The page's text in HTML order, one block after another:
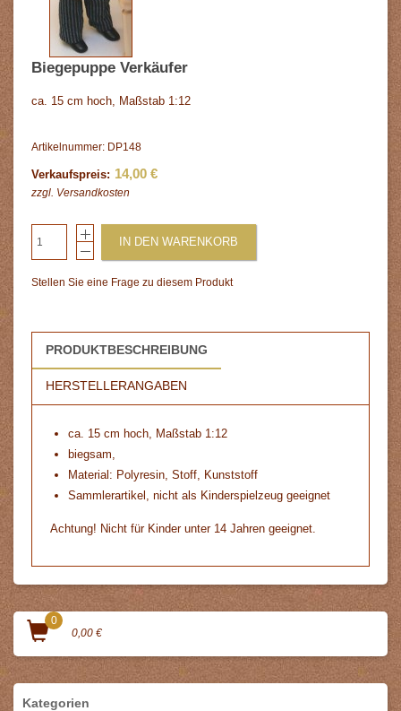
Biegepuppe Verkäufer
ca. 15 cm hoch, Maßstab 1:12
Artikelnummer: DP148
Verkaufspreis: 14,00 €
zzgl. Versandkosten
IN DEN WARENKORB
Stellen Sie eine Frage zu diesem Produkt
PRODUKTBESCHREIBUNG
HERSTELLERANGABEN
ca. 15 cm hoch, Maßstab 1:12
biegsam,
Material: Polyresin, Stoff, Kunststoff
Sammlerartikel, nicht als Kinderspielzeug geeignet
Achtung! Nicht für Kinder unter 14 Jahren geeignet.
0
0,00 €
Kategorien